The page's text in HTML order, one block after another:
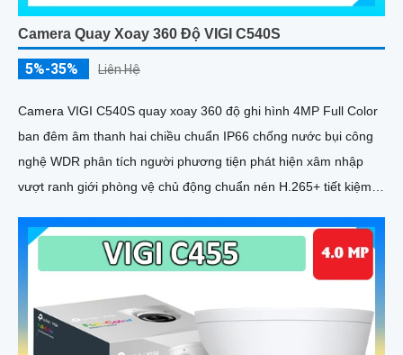
Camera Quay Xoay 360 Độ VIGI C540S
5%-35% Liên Hệ
Camera VIGI C540S quay xoay 360 độ ghi hình 4MP Full Color
ban đêm âm thanh hai chiều chuẩn IP66 chống nước bụi công
nghệ WDR phân tích người phương tiện phát hiện xâm nhập
vượt ranh giới phòng vệ chủ động chuẩn nén H.265+ tiết kiệm
Manager giám sát sắc nét hiệu quả